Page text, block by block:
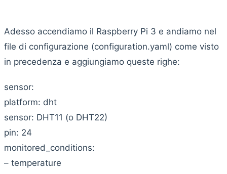
Adesso accendiamo il Raspberry Pi 3 e andiamo nel
file di configurazione (configuration.yaml) come visto
in precedenza e aggiungiamo queste righe:
sensor:
platform: dht
sensor: DHT11 (o DHT22)
pin: 24
monitored_conditions:
– temperature